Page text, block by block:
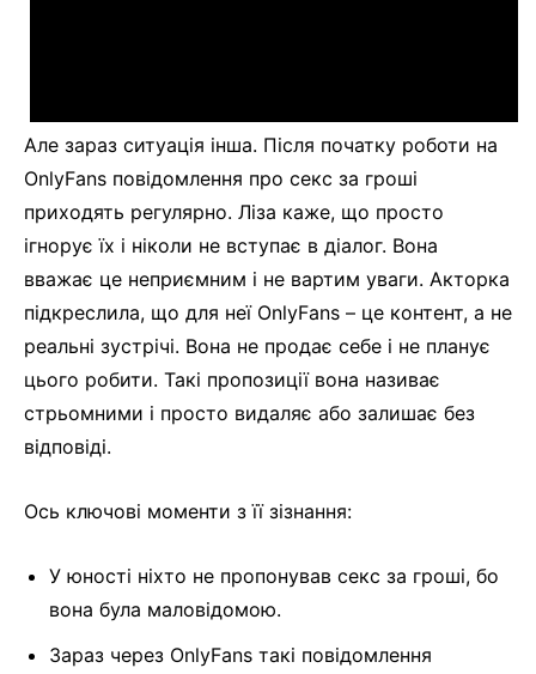
Але зараз ситуація інша. Після початку роботи на
OnlyFans повідомлення про секс за гроші
приходять регулярно. Ліза каже, що просто
ігнорує їх і ніколи не вступає в діалог. Вона
вважає це неприємним і не вартим уваги. Акторка
підкреслила, що для неї OnlyFans – це контент, а не
реальні зустрічі. Вона не продає себе і не планує
цього робити. Такі пропозиції вона називає
стрьомними і просто видаляє або залишає без
відповіді.
Ось ключові моменти з її зізнання:
У юності ніхто не пропонував секс за гроші, бо
вона була маловідомою.
Зараз через OnlyFans такі повідомлення